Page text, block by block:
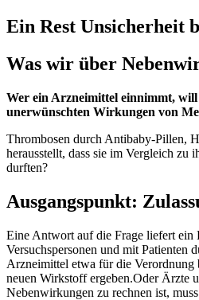
Ein Rest Unsicherheit
Was wir über
Wer ein Arzneimittel einnimmt, will
unerwünschten Wirkungen von
Thrombosen durch Antibaby-Pillen,
herausstellt, dass sie im Vergleich zu
durften?
Ausgangspunkt:
Eine Antwort auf die Frage liefert ein
Versuchspersonen und mit Patienten
Arzneimittel etwa für die Verordnung
neuen Wirkstoff ergeben.Oder Ärzte
Nebenwirkungen zu rechnen ist,